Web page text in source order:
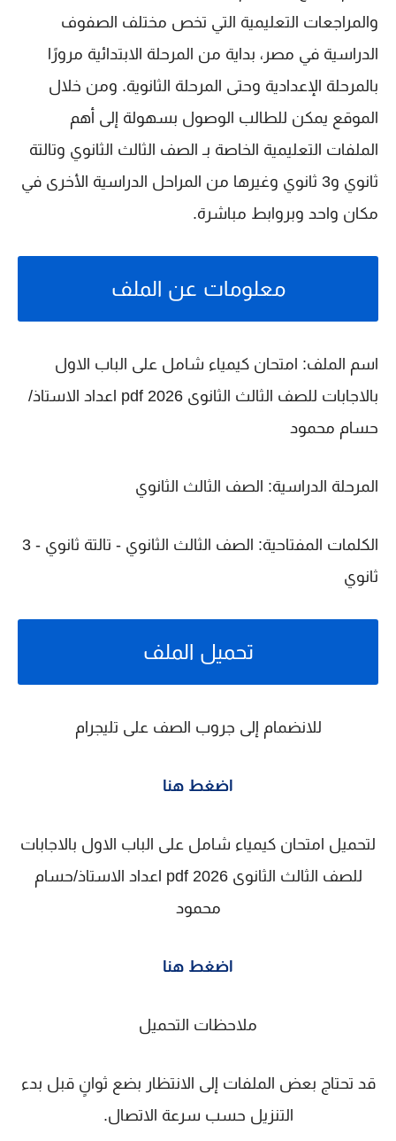
والمراجعات التعليمية التي تخص مختلف الصفوف
الدراسية في مصر، بداية من المرحلة الابتدائية مرورًا
بالمرحلة الإعدادية وحتى المرحلة الثانوية. ومن خلال
الموقع يمكن للطالب الوصول بسهولة إلى أهم
الملفات التعليمية الخاصة بـ الصف الثالث الثانوي وتالتة
ثانوي و3 ثانوي
وغيرها من المراحل الدراسية الأخرى في
مكان واحد وبروابط مباشرة.
معلومات عن الملف
اسم الملف: امتحان كيمياء شامل على الباب الاول
بالاجابات للصف الثالث الثانوى 2026 pdf اعداد الاستاذ/
حسام محمود
المرحلة الدراسية: الصف الثالث الثانوي
الكلمات المفتاحية:
الصف الثالث الثانوي - تالتة ثانوي - 3
ثانوي
تحميل الملف
للانضمام إلى جروب الصف على تليجرام
اضغط هنا
لتحميل امتحان كيمياء شامل على الباب الاول بالاجابات
للصف الثالث الثانوى 2026 pdf اعداد الاستاذ/حسام
محمود
اضغط هنا
ملاحظات التحميل
قد تحتاج بعض الملفات إلى الانتظار بضع ثوانٍ قبل بدء
التنزيل حسب سرعة الاتصال.